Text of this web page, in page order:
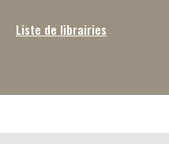
Liste de librairies